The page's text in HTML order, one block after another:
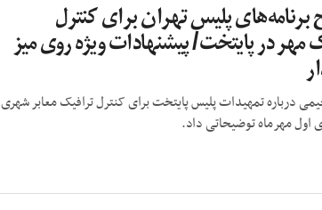
برنامه‌های پلیس تهران برای کنترل
مهر در پایتخت/ پیشنهادات ویژه روی میز
درباره تمهیدات پلیس پایتخت برای کنترل ترافیک معابر شهری
اول مهرماه توضیحاتی داد.